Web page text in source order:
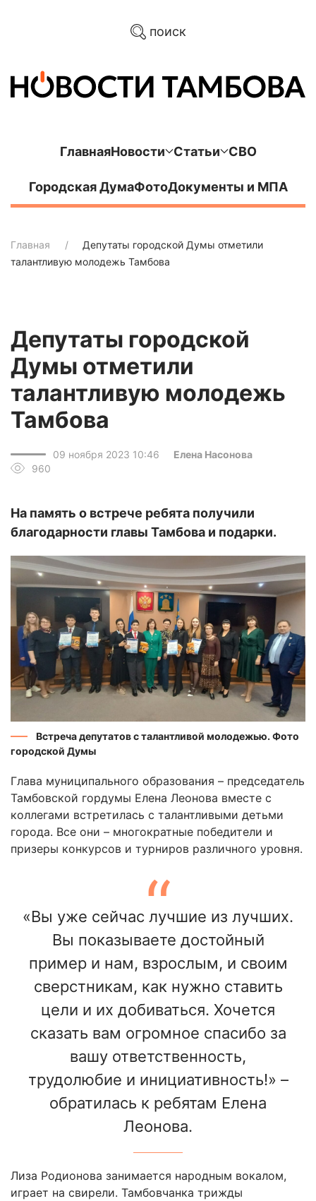
поиск
ГлавнаяНовости Статьи СВО
Городская ДумаФотоДокументы и МПА
Главная
Депутаты городской Думы отметили
талантливую молодежь Тамбова
Депутаты городской
Думы отметили
талантливую молодежь
Тамбова
09 ноября 2023 10:46
Елена Насонова
960
На память о встрече ребята получили
благодарности главы Тамбова и подарки.
Встреча депутатов с талантливой молодежью. Фото
городской Думы
Глава муниципального образования – председатель
Тамбовской гордумы Елена Леонова вместе с
коллегами встретилась с талантливыми детьми
города. Все они – многократные победители и
призеры конкурсов и турниров различного уровня.
«Вы уже сейчас лучшие из лучших.
Вы показываете достойный
пример и нам, взрослым, и своим
сверстникам, как нужно ставить
цели и их добиваться. Хочется
сказать вам огромное спасибо за
вашу ответственность,
трудолюбие и инициативность!» –
обратилась к ребятам Елена
Леонова.
Лиза Родионова занимается народным вокалом,
играет на свирели. Тамбовчанка трижды